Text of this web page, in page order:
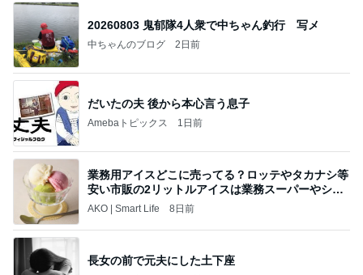
20260803 鬼郁隊4人衆で中ちゃん釣行 写メ
中ちゃんのブログ 2日前
だいたの夫 後から本心言う息子
Amebaトピックス 1日前
業務用アイスどこに売ってる？ロッテやタカナシ等
安い市販の2リットルアイスは業務スーパーやシャ
トレ
AKO | Smart Life 8日前
長女の前で元夫にした土下座